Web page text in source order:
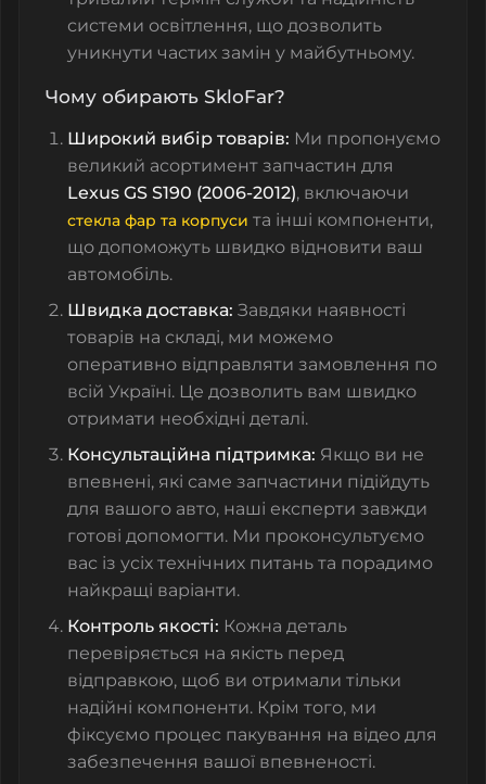
системи освітлення, що дозволить
уникнути частих замін у майбутньому.
Чому обирають SkloFar?
Широкий вибір товарів: Ми пропонуємо
великий асортимент запчастин для
Lexus GS S190 (2006-2012), включаючи
стекла фар та корпуси та інші компоненти,
що допоможуть швидко відновити ваш
автомобіль.
Швидка доставка: Завдяки наявності
товарів на складі, ми можемо
оперативно відправляти замовлення по
всій Україні. Це дозволить вам швидко
отримати необхідні деталі.
Консультаційна підтримка: Якщо ви не
впевнені, які саме запчастини підійдуть
для вашого авто, наші експерти завжди
готові допомогти. Ми проконсультуємо
вас із усіх технічних питань та порадимо
найкращі варіанти.
Контроль якості: Кожна деталь
перевіряється на якість перед
відправкою, щоб ви отримали тільки
надійні компоненти. Крім того, ми
фіксуємо процес пакування на відео для
забезпечення вашої впевненості.